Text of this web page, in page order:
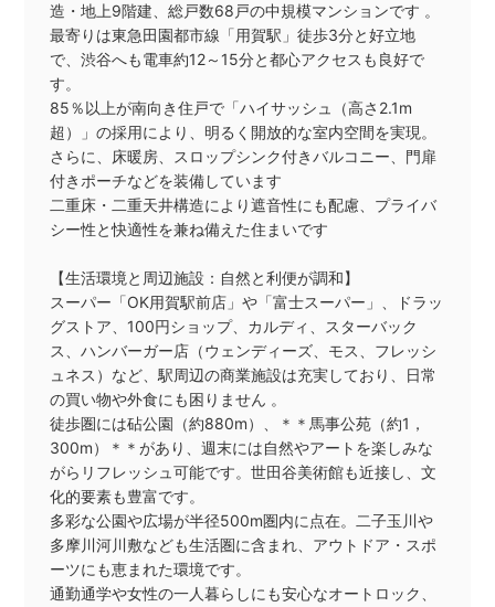
造・地上9階建、総戸数68戸の中規模マンションです 。
最寄りは東急田園都市線「用賀駅」徒歩3分と好立地
で、渋谷へも電車約12～15分と都心アクセスも良好で
す。
85％以上が南向き住戸で「ハイサッシュ（高さ2.1m
超）」の採用により、明るく開放的な室内空間を実現。
さらに、床暖房、スロップシンク付きバルコニー、門扉
付きポーチなどを装備しています
二重床・二重天井構造により遮音性にも配慮、プライバ
シー性と快適性を兼ね備えた住まいです
【生活環境と周辺施設：自然と利便が調和】
スーパー「OK用賀駅前店」や「富士スーパー」、ドラッ
グストア、100円ショップ、カルディ、スターバック
ス、ハンバーガー店（ウェンディーズ、モス、フレッシ
ュネス）など、駅周辺の商業施設は充実しており、日常
の買い物や外食にも困りません 。
徒歩圏には砧公園（約880m）、＊＊馬事公苑（約1，
300m）＊＊があり、週末には自然やアートを楽しみな
がらリフレッシュ可能です。世田谷美術館も近接し、文
化的要素も豊富です。
多彩な公園や広場が半径500m圏内に点在。二子玉川や
多摩川河川敷なども生活圏に含まれ、アウトドア・スポ
ーツにも恵まれた環境です。
通勤通学や女性の一人暮らしにも安心なオートロック、